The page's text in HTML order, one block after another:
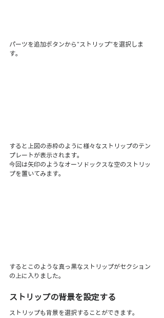
パーツを追加ボタンから"ストリップ"を選択しま
す。
すると上図の赤枠のように様々なストリップのテン
プレートが表示されます。
今回は矢印のようなオーソドックスな空のストリッ
プを置いてみます。
するとこのような真っ黒なストリップがセクション
の上に入りました。
ストリップの背景を設定する
ストリップも背景を選択することができます。